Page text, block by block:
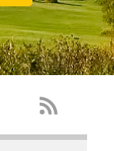
Feed